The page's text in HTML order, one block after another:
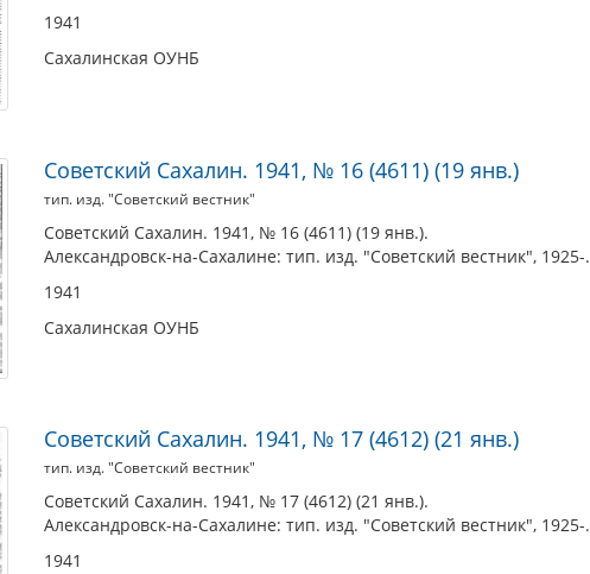
1941
Сахалинская ОУНБ
Советский Сахалин. 1941, № 16 (4611) (19 янв.)
тип. изд. "Советский вестник"
Советский Сахалин. 1941, № 16 (4611) (19 янв.).
Александровск-на-Сахалине: тип. изд. "Советский вестник", 1925-.
1941
Сахалинская ОУНБ
Советский Сахалин. 1941, № 17 (4612) (21 янв.)
тип. изд. "Советский вестник"
Советский Сахалин. 1941, № 17 (4612) (21 янв.).
Александровск-на-Сахалине: тип. изд. "Советский вестник", 1925-.
1941